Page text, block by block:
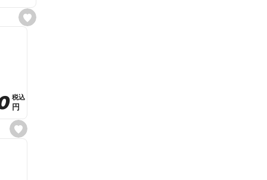
s
e
s
e
税込
税込
円
円